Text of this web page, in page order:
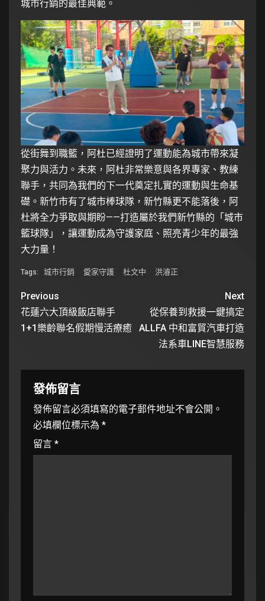
城市行銷的最佳典範。
從街舞到職籃，阿杜已經證明了運動能為城市帶來凝
聚力與活力。未來，阿杜非常樂意與各界專家、教練
聯手，共同為我們的下一代奠定扎實的運動與生命基
礎。新竹市有了城市棒球隊，新竹縣更不能落後，阿
杜將全力爭取與期盼——打造屬於我們新竹縣的「城市
籃球隊」，讓運動成為守護家庭、照亮青少年的最強
大力量！
Tags: 城市行銷 愛家守護 杜文中 洪濬正
Previous
花蓮六大頂級飯店聯手
1+1樂齡聯名假期慢活療癒
Next
從保養到救援一鍵搞定
ALLFA 中和富貿汽車打造
法系車LINE智慧服務
發佈留言
發佈留言必須填寫的電子郵件地址不會公開。
必填欄位標示為 *
留言 *